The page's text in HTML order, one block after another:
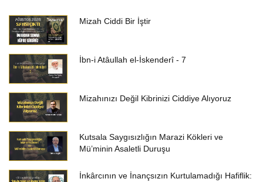
Mizah Ciddi Bir İştir
İbn-i Atâullah el-İskenderî - 7
Mizahınızı Değil Kibrinizi Ciddiye Alıyoruz
Kutsala Saygısızlığın Marazi Kökleri ve
Mü’minin Asaletli Duruşu
İnkârcının ve İnançsızın Kurtulamadığı Hafiflik: